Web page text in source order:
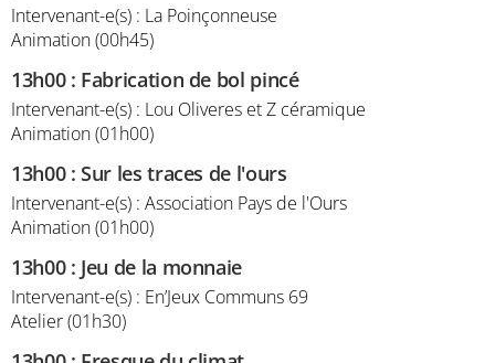
Intervenant-e(s) : La Poinçonneuse
Animation (00h45)
13h00: Fabrication de bol pincé
Intervenant-e(s) : Lou Oliveres et Z céramique
Animation (01h00)
13h00:Sur les traces de l'ours
Intervenant-e(s) : Association Pays de l'Ours
Animation (01h00)
13h00: Jeu de la monnaie
Intervenant-e(s) : En’Jeux Communs 69
Atelier (01h30)